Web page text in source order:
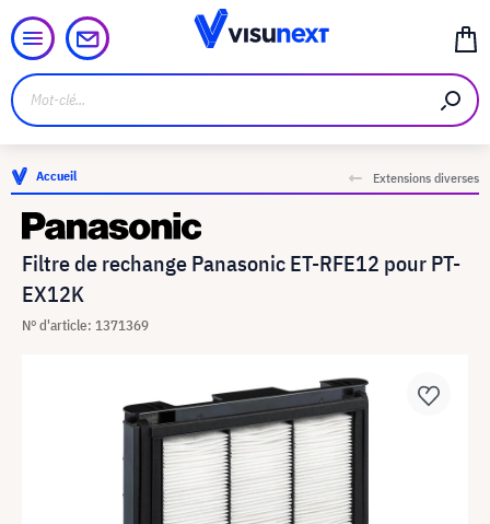
Accueil Extensions diverses
Filtre de rechange Panasonic ET-RFE12 pour PT-
EX12K
N° d'article: 1371369